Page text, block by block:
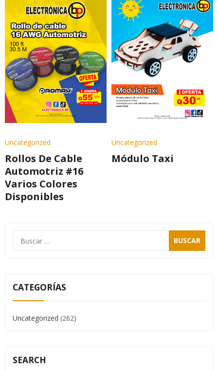
Uncategorized
Rollos De Cable
Automotriz #16
Varios Colores
Disponibles
Uncategorized
Módulo Taxi
CATEGORÍAS
Uncategorized (262)
SEARCH